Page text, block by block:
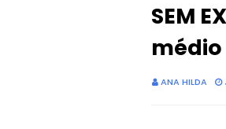
SEM
médio
ANA HILDA